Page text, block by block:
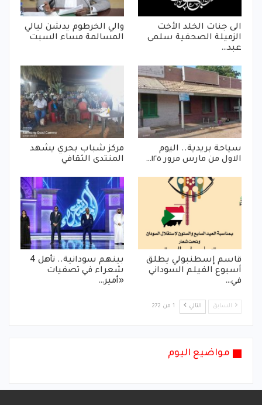
الى جنات الخلد الأخت
الزميلة الصحفية سلمى
عبد…
والي الخرطوم يدشن ليالي
المسالمة مساء السبت
سياحة بريدية.. اليوم
الاول من مارس مرور ١٢٥…
مركز شباب بحري يشهد
المنتدى الثقافي
قاسم إسطنبولي يطلق
أسبوع الفيلم السوداني
في…
بينهم سودانية.. تأهل 4
شعراء في تصفيات
«أمير…
السابق التالي 1 من 272
مواضيع اليوم